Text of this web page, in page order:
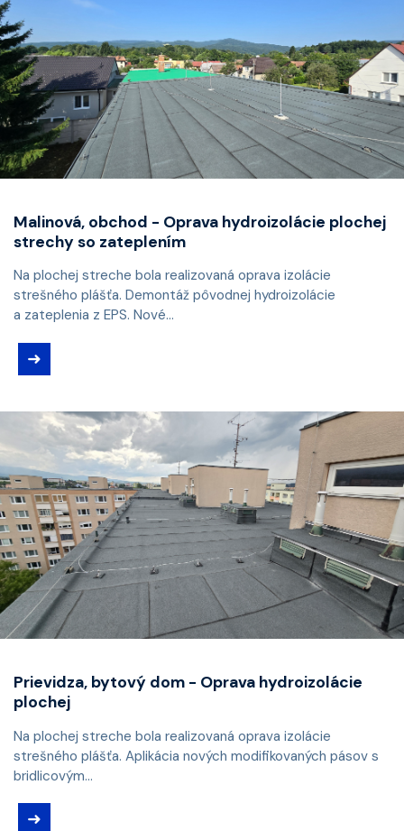
Malinová, obchod - Oprava hydroizolácie plochej
strechy so zateplením
Na plochej streche bola realizovaná oprava izolácie
strešného plášťa. Demontáž pôvodnej hydroizolácie
a zateplenia z EPS. Nové...
➜
Prievidza, bytový dom - Oprava hydroizolácie
plochej
Na plochej streche bola realizovaná oprava izolácie
strešného plášťa. Aplikácia nových modifikovaných pásov s
bridlicovým...
➜